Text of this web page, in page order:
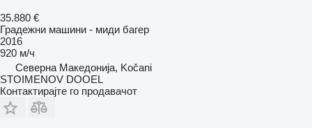
35.880 €
Градежни машини - миди багер
2016
920 м/ч
Северна Македонија, Kočani
STOIMENOV DOOEL
Контактирајте го продавачот